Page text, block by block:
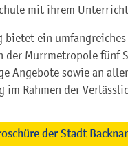
mit ihrem
bietet ein
der Murrmetropole fünf
Angebote sowie an
im Rahmen der
der Stadt